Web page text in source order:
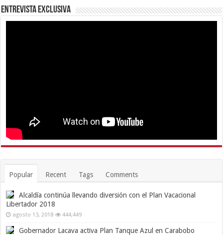
Entrevista Exclusiva
Popular Recent Tags Comments
Alcaldía continúa llevando diversión con el Plan Vacacional
Libertador 2018
agosto 13, 2018 444,449
Gobernador Lacava activa Plan Tanque Azul en Carabobo